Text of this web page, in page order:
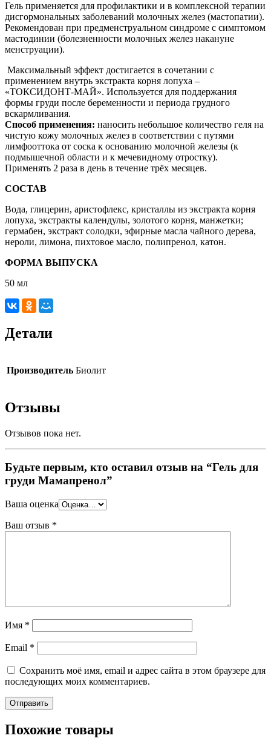
Гель применяется для профилактики и в комплексной терапии
дисгормональных заболеваний молочных желез (мастопатии).
Рекомендован при предменструальном синдроме с симптомом
мастодинии (болезненности молочных желез накануне
менструации).
Максимальный эффект достигается в сочетании с
применением внутрь экстракта корня лопуха –
«ТОКСИДОНТ-МАЙ». Используется для поддержания
формы груди после беременности и периода грудного
вскармливания.
Способ применения: наносить небольшое количество геля на
чистую кожу молочных желез в соответствии с путями
лимфооттока от соска к основанию молочной железы (к
подмышечной области и к мечевидному отростку).
Применять 2 раза в день в течение трёх месяцев.
СОСТАВ
Вода, глицерин, аристофлекс, кристаллы из экстракта корня
лопуха, экстракты календулы, золотого корня, манжетки;
гермабен, экстракт солодки, эфирные масла чайного дерева,
нероли, лимона, пихтовое масло, полипренол, катон.
ФОРМА ВЫПУСКА
50 мл
Детали
Производитель Биолит
Отзывы
Отзывов пока нет.
Будьте первым, кто оставил отзыв на “Гель для
груди Мамапренол”
Ваша оценка
Ваш отзыв *
Имя *
Email *
Сохранить моё имя, email и адрес сайта в этом браузере для
последующих моих комментариев.
Похожие товары